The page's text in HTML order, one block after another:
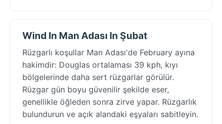
Wind In Man Adası In Şubat
Rüzgarlı koşullar Man Adası'de February ayına
hakimdir: Douglas ortalaması 39 kph, kıyı
bölgelerinde daha sert rüzgarlar görülür.
Rüzgar gün boyu güvenilir şekilde eser,
genellikle öğleden sonra zirve yapar. Rüzgarlık
bulundurun ve açık alandaki eşyaları sabitleyin.